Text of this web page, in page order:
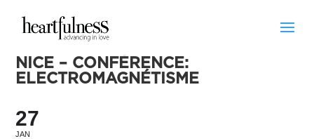
NICE – CONFÉRENCE:
ELECTROMAGNÉTISME
27
JAN